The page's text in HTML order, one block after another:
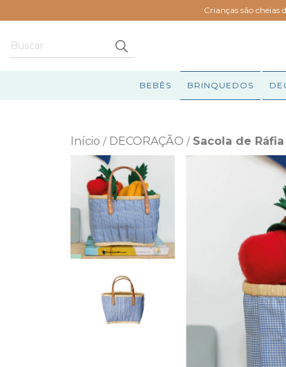
Crianças são cheias
BEBÊS BRINQUEDOS
Início / DECORAÇÃO / Sacola de